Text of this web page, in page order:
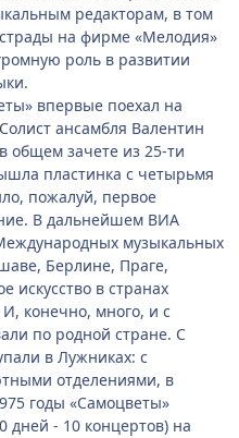
редакторам, в том
на фирме «Мелодия»
роль в развитии
впервые поехал на
ансамбля Валентин
общем зачете из 25-ти
пластинка с четырьмя
пожалуй, первое
В дальнейшем ВИА
музыкальных
Берлине, Праге,
искусство в странах
конечно, много, и с
по родной стране. С
в Лужниках: с
отделениями, в
годы «Самоцветы»
дней - 10 концертов) на